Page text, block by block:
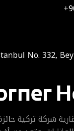
No. 332,
شركة تركية